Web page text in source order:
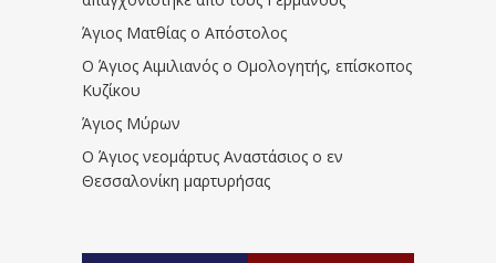
Άγιος Ματθίας ο Απόστολος
Ο Άγιος Αιμιλιανός ο Ομολογητής, επίσκοπος
Κυζίκου
Άγιος Μύρων
Ο Άγιος νεομάρτυς Αναστάσιος ο εν
Θεσσαλονίκη μαρτυρήσας